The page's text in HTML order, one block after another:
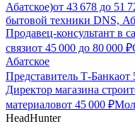
Абатское)от 43 678 до 51
бытовой техники DNS,
Продавец-консультант в
связиот 45 000 до 80 000 ₽
Абатское
Представитель Т-Банкаот
Директор магазина
материаловот 45 000 ₽
HeadHunter